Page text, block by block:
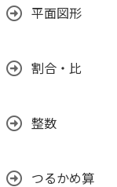
平面図形
割合・比
整数
つるかめ算